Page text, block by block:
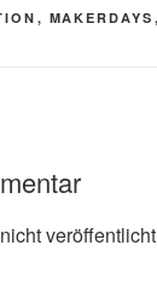
, MAKERDAYS ,